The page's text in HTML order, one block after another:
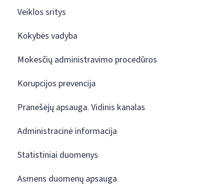
Veiklos sritys
Kokybės vadyba
Mokesčių administravimo procedūros
Korupcijos prevencija
Pranešėjų apsauga. Vidinis kanalas
Administracinė informacija
Statistiniai duomenys
Asmens duomenų apsauga